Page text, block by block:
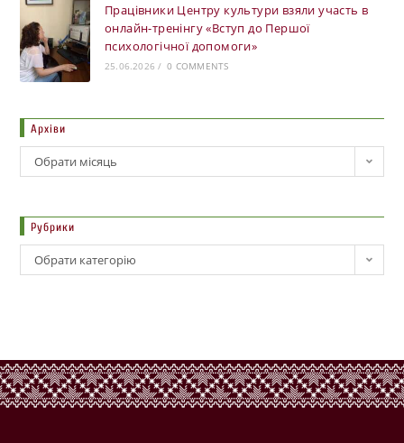
Працівники Центру культури взяли участь в
онлайн-тренінгу «Вступ до Першої
психологічної допомоги»
25.06.2026 / 0 COMMENTS
Архіви
Обрати місяць
Рубрики
Обрати категорію